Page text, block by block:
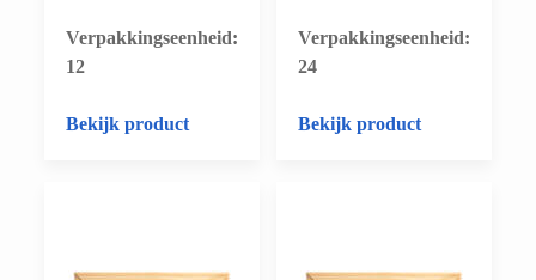
​Verpakkingseenheid:
12
Bekijk product
​Verpakkingseenheid:
24
Bekijk product